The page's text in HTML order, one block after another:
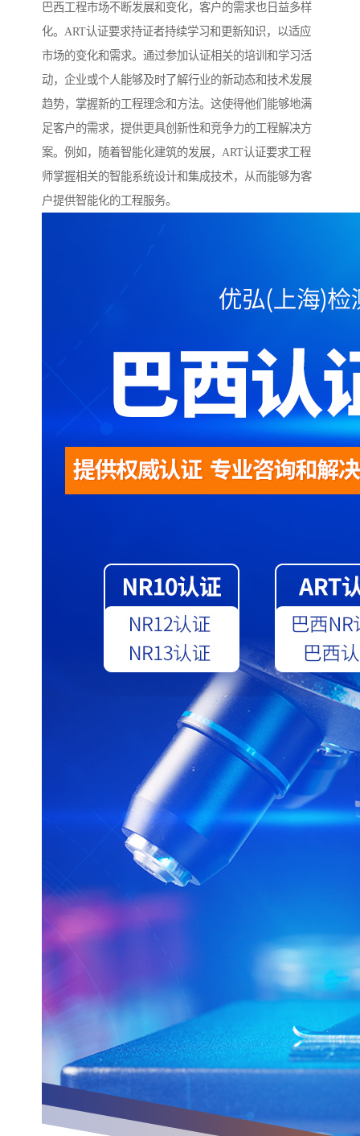
巴西工程市场不断发展和变化，客户的需求也日益多样
化。ART认证要求持证者持续学习和更新知识，以适应
市场的变化和需求。通过参加认证相关的培训和学习活
动，企业或个人能够及时了解行业的新动态和技术发展
趋势，掌握新的工程理念和方法。这使得他们能够地满
足客户的需求，提供更具创新性和竞争力的工程解决方
案。例如，随着智能化建筑的发展，ART认证要求工程
师掌握相关的智能系统设计和集成技术，从而能够为客
户提供智能化的工程服务。